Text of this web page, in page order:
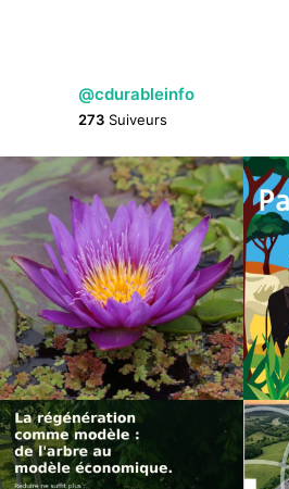
@cdurableinfo
273 Suiveurs